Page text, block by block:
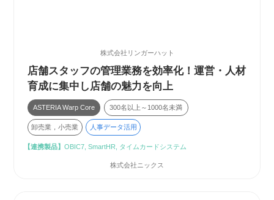
株式会社リンガーハット
店舗スタッフの管理業務を効率化！運営・人材
育成に集中し店舗の魅力を向上
ASTERIA Warp Core 300名以上～1000名未満
卸売業，小売業 人事データ活用
【連携製品】OBIC7, SmartHR, タイムカードシステム
株式会社ニックス